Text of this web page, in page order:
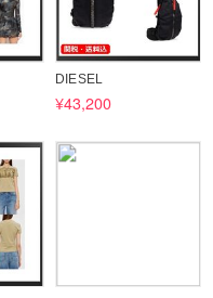
DIESEL
¥43,200